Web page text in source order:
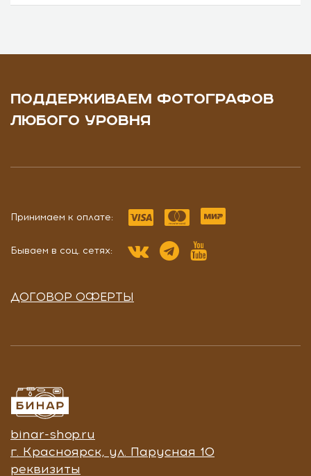
ПОДДЕРЖИВАЕМ ФОТОГРАФОВ
ЛЮБОГО УРОВНЯ
Принимаем к оплате:
Бываем в соц. сетях:
ДОГОВОР ОФЕРТЫ
binar-shop.ru
г. Красноярск, ул. Парусная 10
реквизиты